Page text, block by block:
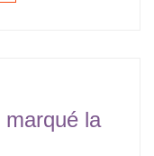
marqué la